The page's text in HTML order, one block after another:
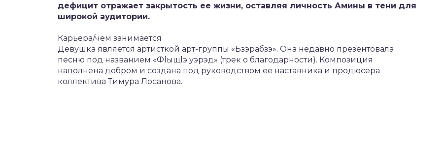
дефицит отражает закрытость ее жизни, оставляя личность Амины в тени для
широкой аудитории.
Карьера/чем занимается
Девушка является артисткой арт-группы «Бзэрабзэ». Она недавно презентовала
песню под названием «Фlыщlэ уэрэд» (трек о благодарности). Композиция
наполнена добром и создана под руководством ее наставника и продюсера
коллектива Тимура Лосанова.